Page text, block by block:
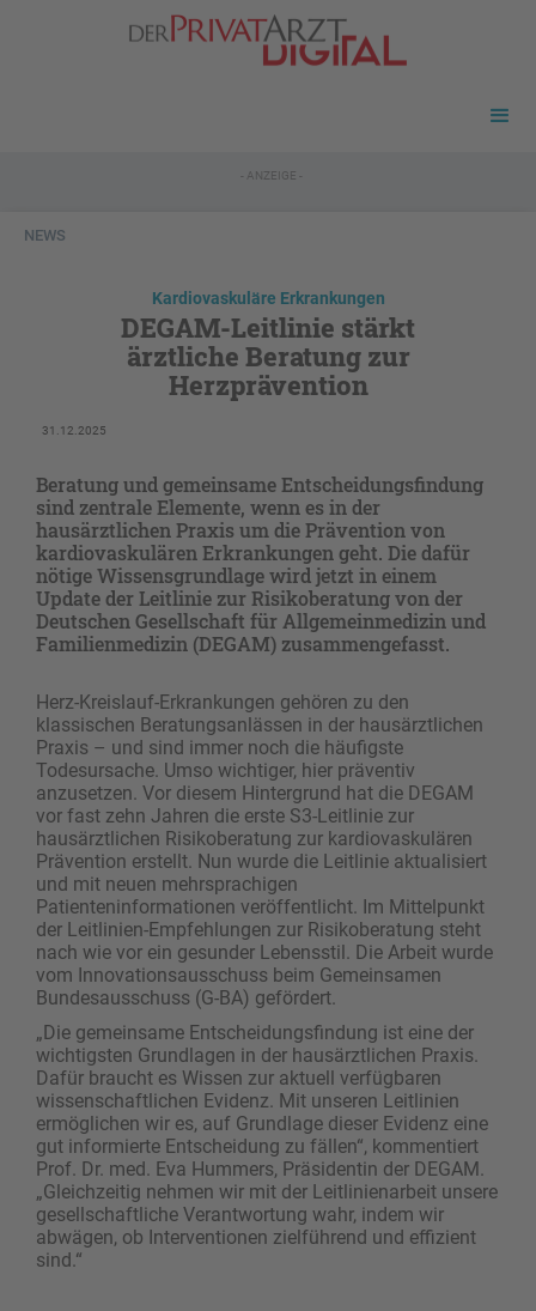
- ANZEIGE -
NEWS
Kardiovaskuläre Erkrankungen
DEGAM-Leitlinie stärkt
ärztliche Beratung zur
Herzprävention
31.12.2025
Beratung und gemeinsame Entscheidungsfindung
sind zentrale Elemente, wenn es in der
hausärztlichen Praxis um die Prävention von
kardiovaskulären Erkrankungen geht. Die dafür
nötige Wissensgrundlage wird jetzt in einem
Update der Leitlinie zur Risikoberatung von der
Deutschen Gesellschaft für Allgemeinmedizin und
Familienmedizin (DEGAM) zusammengefasst.
Herz-Kreislauf-Erkrankungen gehören zu den
klassischen Beratungsanlässen in der hausärztlichen
Praxis – und sind immer noch die häufigste
Todesursache. Umso wichtiger, hier präventiv
anzusetzen. Vor diesem Hintergrund hat die DEGAM
vor fast zehn Jahren die erste S3-Leitlinie zur
hausärztlichen Risikoberatung zur kardiovaskulären
Prävention erstellt. Nun wurde die Leitlinie aktualisiert
und mit neuen mehrsprachigen
Patienteninformationen veröffentlicht. Im Mittelpunkt
der Leitlinien-Empfehlungen zur Risikoberatung steht
nach wie vor ein gesunder Lebensstil. Die Arbeit wurde
vom Innovationsausschuss beim Gemeinsamen
Bundesausschuss (G-BA) gefördert.
„Die gemeinsame Entscheidungsfindung ist eine der
wichtigsten Grundlagen in der hausärztlichen Praxis.
Dafür braucht es Wissen zur aktuell verfügbaren
wissenschaftlichen Evidenz. Mit unseren Leitlinien
ermöglichen wir es, auf Grundlage dieser Evidenz eine
gut informierte Entscheidung zu fällen“, kommentiert
Prof. Dr. med. Eva Hummers, Präsidentin der DEGAM.
„Gleichzeitig nehmen wir mit der Leitlinienarbeit unsere
gesellschaftliche Verantwortung wahr, indem wir
abwägen, ob Interventionen zielführend und effizient
sind.“